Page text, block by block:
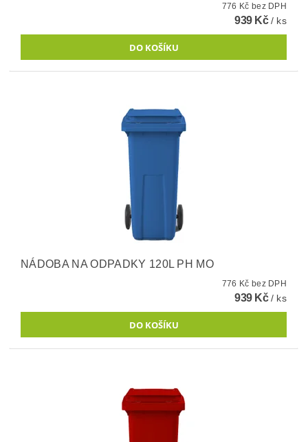
776 Kč bez DPH
939 Kč/ ks
NÁDOBA NA ODPADKY 120L PH MO
776 Kč bez DPH
939 Kč/ ks